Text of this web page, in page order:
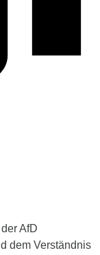
AfD
dem Verständnis